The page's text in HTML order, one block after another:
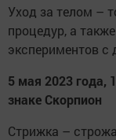
Уход за телом –
процедур, а
экспериментов с
5 мая 2023 года,
знаке Скорпион
Стрижка –